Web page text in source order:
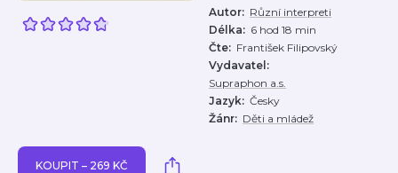
Autor: Různí interpreti
Délka: 6 hod 18 min
Čte: František Filipovský
Vydavatel :
Supraphon a.s.
Jazyk: Česky
Žánr: Děti a mládež
KOUPIT – 269 KČ